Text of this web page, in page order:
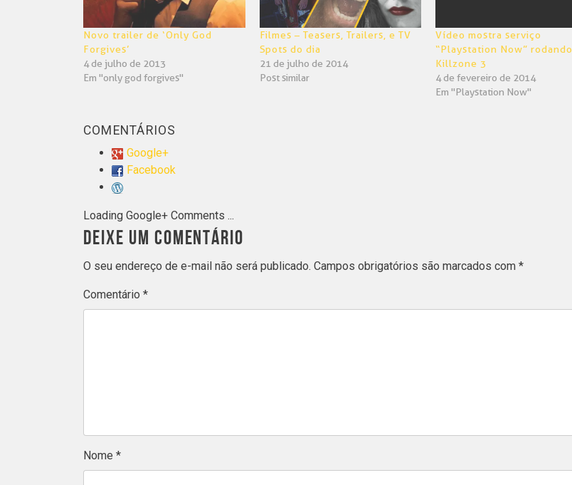
Novo trailer de ‘Only God
Forgives’
4 de julho de 2013
Em "only god forgives"
Filmes – Teasers, Trailers, e TV
Spots do dia
21 de julho de 2014
Post similar
Vídeo mostra serviço
“Playstation Now” rodando
Killzone 3
4 de fevereiro de 2014
Em "Playstation Now"
COMENTÁRIOS
Google+
Facebook
Loading Google+ Comments ...
DEIXE UM COMENTÁRIO
O seu endereço de e-mail não será publicado. Campos obrigatórios são marcados com *
Comentário *
Nome *